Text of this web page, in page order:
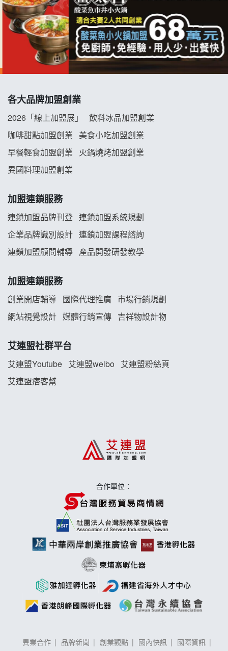
杜芳子古味茶鋪加盟說明會
優握握×酸奶大獅加盟說明會
冬城門加盟說明會
龍涎居好湯加盟說明會
舒油頭加盟說明會
義氣豐發雞加盟說明會
Mr.Wish加盟說明會
雞咕雞咕加盟說明會
TEA TOP加盟說明會
珍好味臭臭鍋加盟說明會
藍象廷泰式火鍋加盟說明會
日十。早午食加盟說明會
莫尼早餐Morni加盟說明會
各大品牌加盟創業
2026「線上加盟展」
飲料冰品加盟創業
咖啡甜點加盟創業
美食小吃加盟創業
早餐輕食加盟創業
火鍋燒烤加盟創業
異國料理加盟創業
加盟連鎖服務
連鎖加盟品牌刊登 連鎖加盟系統規劃
企業品牌識別設計 連鎖加盟課程諮詢
連鎖加盟顧問輔導 產品開發研發教學
加盟連鎖服務
創業開店輔導 國際代理推廣 市場行銷規劃
網站視覺設計 媒體行銷宣傳 吉祥物設計物
艾連盟社群平台
艾連盟Youtube 艾連盟weibo
艾連盟粉絲頁
艾連盟痞客幫
合作單位：
異業合作 品牌新聞 創業觀點 國內快訊 國際資訊